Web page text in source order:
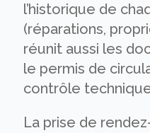
l’historique de
(réparations,
réunit aussi les
le permis de
contrôle
La prise de